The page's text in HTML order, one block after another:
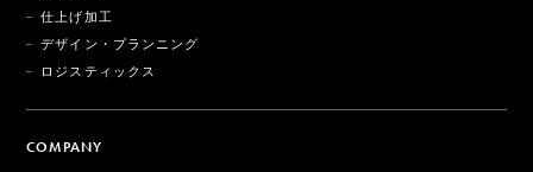
仕上げ加工
デザイン・プランニング
ロジスティックス
COMPANY